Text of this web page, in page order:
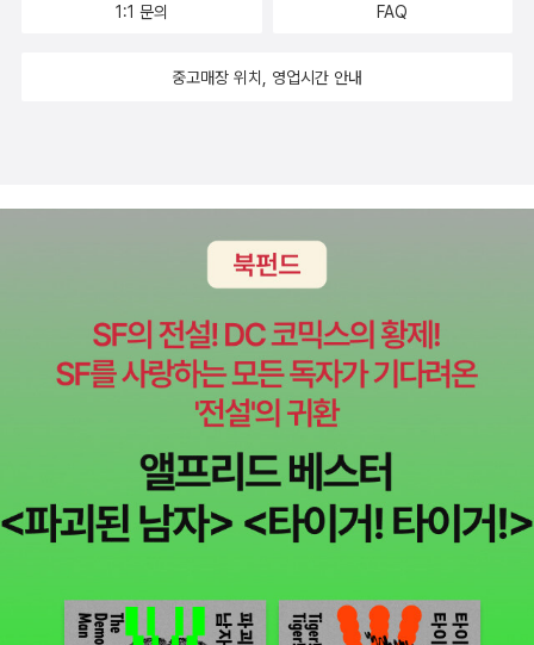
1:1 문의 FAQ
중고매장 위치, 영업시간 안내